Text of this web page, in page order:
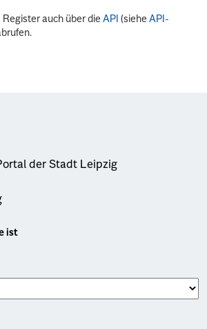
Register auch über dieAPI (sieheAPI-
der Stadt Leipzig
ist